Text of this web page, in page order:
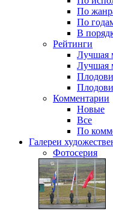
По
По
В
Рейтинги
Лучшая
Лучшая
Комментарии
Новые
Все
По
Галереи
Фотосерия